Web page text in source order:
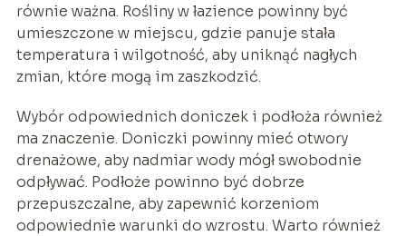
równie ważna. Rośliny w łazience powinny być
umieszczone w miejscu, gdzie panuje stała
temperatura i wilgotność, aby uniknąć nagłych
zmian, które mogą im zaszkodzić.
Wybór odpowiednich doniczek i podłoża również
ma znaczenie. Doniczki powinny mieć otwory
drenażowe, aby nadmiar wody mógł swobodnie
odpływać. Podłoże powinno być dobrze
przepuszczalne, aby zapewnić korzeniom
odpowiednie warunki do wzrostu. Warto również